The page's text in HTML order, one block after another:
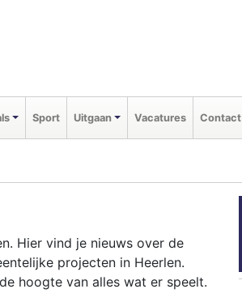
Sport Uitgaan Vacatures Contact
Hier vind je nieuws over de
projecten in Heerlen.
hoogte van alles wat er speelt.